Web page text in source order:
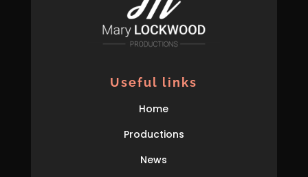
Useful links
Home
Productions
News